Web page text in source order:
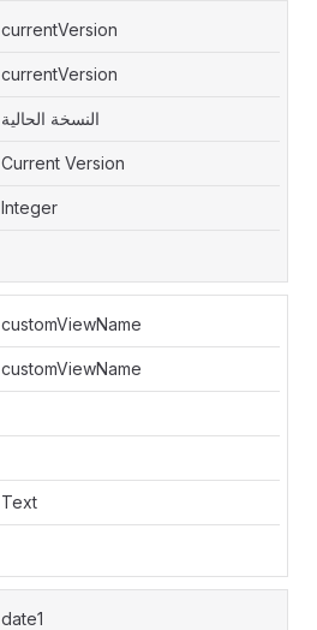
currentVersion
currentVersion
النسخة الحالية
Current Version
Integer
customViewName
customViewName
Text
date1